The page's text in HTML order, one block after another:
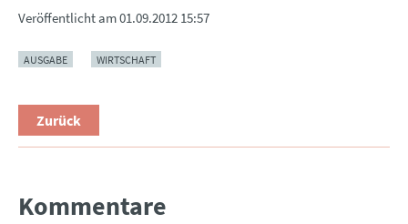
Veröffentlicht am01.09.2012 15:57
AUSGABE WIRTSCHAFT
Zurück
Kommentare